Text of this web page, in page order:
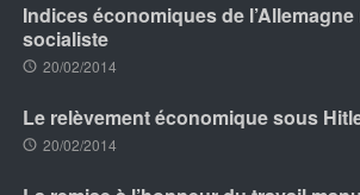
Indices économiques de
socialiste
20/02/2014
Le relèvement économique sous
20/02/2014